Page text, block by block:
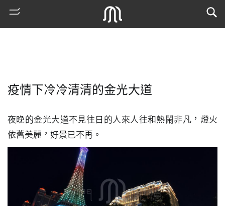
疫情下冷冷清清的金光大道
夜晚的金光大道不見往日的人來人往和熱鬧非凡，燈火
依舊美麗，好景已不再。